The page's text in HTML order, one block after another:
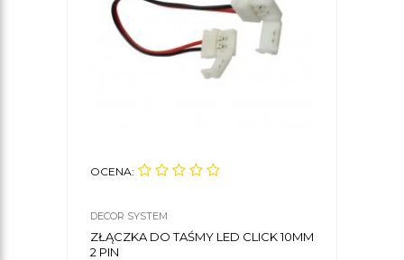
OCENA:
DECOR SYSTEM
ZŁĄCZKA DO TAŚMY LED CLICK 10MM
2 PIN